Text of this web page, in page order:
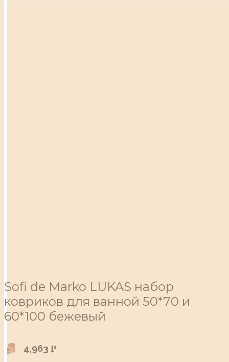
Sofi de Marko LUKAS набор
ковриков для ванной 50*70 и
60*100 бежевый
4,963 Р